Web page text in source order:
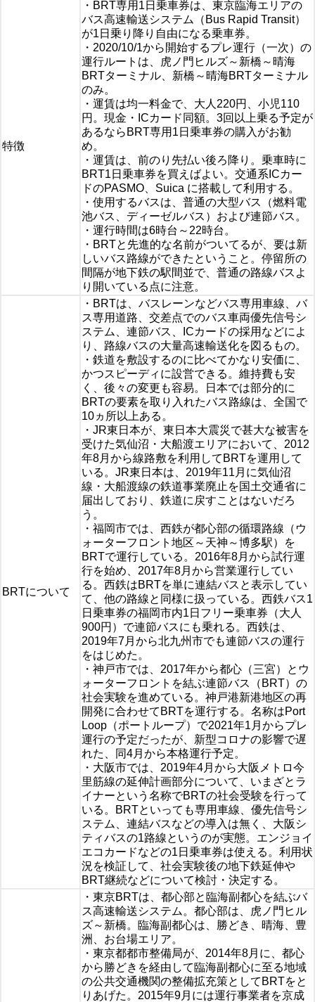
特徴
・BRT専用1日乗車券は、東京臨海エリアの
バス高速輸送システム（Bus Rapid Transit）
が1日乗り降り自由になる乗車券。
・2020/10/1から開始するプレ運行（一次）の
運行ルートは、虎ノ門ヒルズ～新橋～晴海
BRTターミナル、新橋～晴海BRTターミナル
のみ。
・運賃は均一料金で、大人220円、小児110
円。現金・ICカード同額。3回以上乗る予定が
あるならBRT専用1日乗車券の購入がお勧
め。
・運賃は、前のり先払い後ろ降り。乗車時に
BRT1日乗車券を買えばよい。交通系ICカー
ドのPASMO、Suica に搭載して利用する。
・使用するバスは、普通の大型バス（燃料電
池バス、ディーゼルバス）および連節バス。
・運行時間は6時台～22時台。
・BRTと先進的な名前がついてるが、要は新
しいバス路線ができたということ。停留所の
間隔が地下鉄の駅間並で、普通の路線バスよ
り開いている点に注意。
BRTについて
・BRTは、バスレーンなどバス専用車線、バ
ス専用道路、交差点でのバス車両優先信号シ
ステム、連節バス、ICカードの採用などによ
り、路線バスの大量高速輸送化を図るもの。
・鉄道を敷設するのに比べてかなり安価に、
かつスピーディに設営できる。維持費も安
く、後々の変更も容易。日本では部分的に
BRTの要素を取り入れたバス路線は、全国で
10ヵ所以上ある。
・JR東日本が、東日本大震災で甚大な被害を
受けた気仙沼・大船渡エリアにおいて、2012
年8月から線路敷を利用してBRTを運用して
いる。JR東日本は、2019年11月に気仙沼
線・大船渡線の鉄道事業廃止を国土交通省に
届出しており、鉄道に戻すことはないだろ
う。
・福岡市では、西鉄が都心部の循環路線（ウ
ォーターフロント地区～天神～博多駅）を
BRTで運行している。2016年8月から試行運
行を始め、2017年8月から営業運行してい
る。西鉄はBRTを単に連結バスと表示してい
て、他の路線と同様に扱っている。西鉄バス1
日乗車券の福岡市内1日フリー乗車券（大人
900円）で連節バスにも乗れる。西鉄は、
2019年7月から北九州市でも連節バスの運行
をはじめた。
・神戸市では、2017年から都心（三宮）とウ
ォーターフロントを結ぶ連節バス（BRT）の
社会実験を進めている。神戸港新港地区の再
開発に合わせてBRTを運行する。名称はPort
Loop（ポートループ）で2021年1月からプレ
運行の予定だったが、新型コロナの影響で遅
れた、同4月から本格運行予定。
・大阪市では、2019年4月から大阪メトロ今
里筋線の延伸計画部分について、いまざとラ
イナーという名称でBRTの社会受験を行って
いる。BRTといっても専用車線、優先信号シ
ステム、連結バスなどの導入は無く、大阪シ
ティバスの1路線というのが実態。エンジョイ
エコカードなどの1日乗車券は使える。利用状
況を検証して、社会実験後の地下鉄延伸や
BRT継続などについて検討・決定する。
・東京BRTは、都心部と臨海副都心を結ぶバ
ス高速輸送システム。都心部は、虎ノ門ヒル
ズ～新橋。臨海副都心は、勝どき、晴海、豊
洲、お台場エリア。
・東京都都市整備局が、2014年8月に、都心
から勝どきを経由して臨海副都心に至る地域
の公共交通機関の整備拡充策としてBRTをと
りあげた。2015年9月には運行事業者を京成